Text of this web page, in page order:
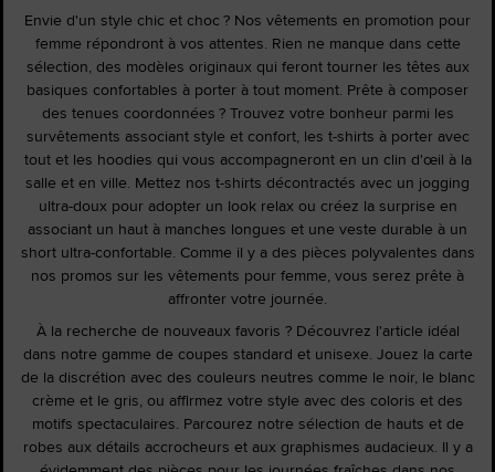
Envie d'un style chic et choc ? Nos vêtements en promotion pour
femme répondront à vos attentes. Rien ne manque dans cette
sélection, des modèles originaux qui feront tourner les têtes aux
basiques confortables à porter à tout moment. Prête à composer
des tenues coordonnées ? Trouvez votre bonheur parmi les
survêtements associant style et confort, les t-shirts à porter avec
tout et les hoodies qui vous accompagneront en un clin d'œil à la
salle et en ville. Mettez nos t-shirts décontractés avec un jogging
ultra-doux pour adopter un look relax ou créez la surprise en
associant un haut à manches longues et une veste durable à un
short ultra-confortable. Comme il y a des pièces polyvalentes dans
nos promos sur les vêtements pour femme, vous serez prête à
affronter votre journée.
À la recherche de nouveaux favoris ? Découvrez l'article idéal
dans notre gamme de coupes standard et unisexe. Jouez la carte
de la discrétion avec des couleurs neutres comme le noir, le blanc
crème et le gris, ou affirmez votre style avec des coloris et des
motifs spectaculaires. Parcourez notre sélection de hauts et de
robes aux détails accrocheurs et aux graphismes audacieux. Il y a